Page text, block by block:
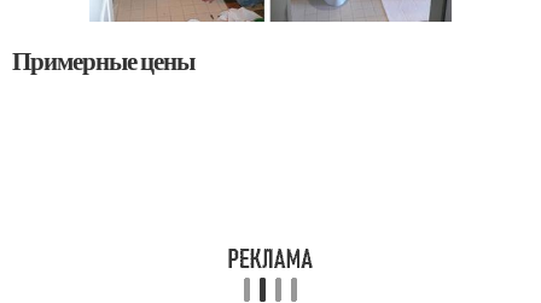
Примерные цены